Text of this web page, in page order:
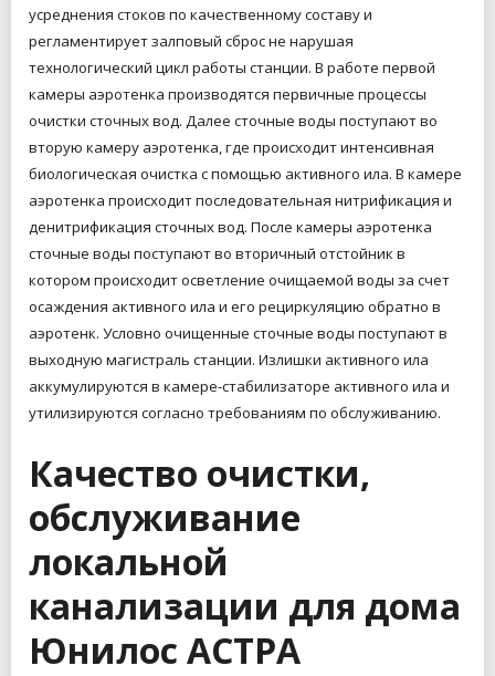
усреднения стоков по качественному составу и
регламентирует залповый сброс не нарушая
технологический цикл работы станции. В работе первой
камеры аэротенка производятся первичные процессы
очистки сточных вод. Далее сточные воды поступают во
вторую камеру аэротенка, где происходит интенсивная
биологическая очистка с помощью активного ила. В камере
аэротенка происходит последовательная нитрификация и
денитрификация сточных вод. После камеры аэротенка
сточные воды поступают во вторичный отстойник в
котором происходит осветление очищаемой воды за счет
осаждения активного ила и его рециркуляцию обратно в
аэротенк. Условно очищенные сточные воды поступают в
выходную магистраль станции. Излишки активного ила
аккумулируются в камере-стабилизаторе активного ила и
утилизируются согласно требованиям по обслуживанию.
Качество очистки,
обслуживание
локальной
канализации для дома
Юнилос АСТРА